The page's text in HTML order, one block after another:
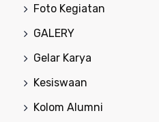
Foto Kegiatan
GALERY
Gelar Karya
Kesiswaan
Kolom Alumni